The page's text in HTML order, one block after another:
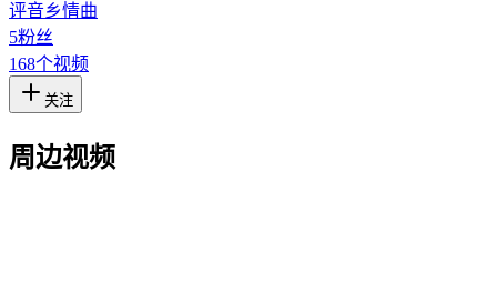
评音乡情曲
5粉丝
168个视频
关注
周边视频